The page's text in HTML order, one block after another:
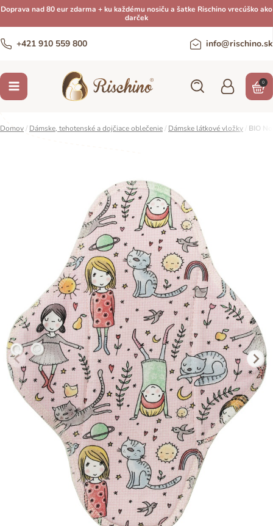
Doprava nad 80 eur zdarma + ku každému nosiču a šatke Rischino vrecúško ako
darček
+421 910 559 800 info@rischino.sk
0
Domov/ Dámske, tehotenské a dojčiace oblečenie/ Dámske látkové vložky BIO